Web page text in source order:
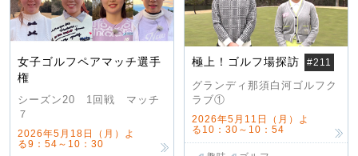
女子ゴルフペアマッチ選手
権
シーズン20 1回戦 マッチ
７
2026年5月18日（月）よ
る9：54～10：30
極上！ゴルフ場探訪 #211
グランディ那須白河ゴルフク
ラブ①
2026年5月11日（月）よ
る10：30～10：54